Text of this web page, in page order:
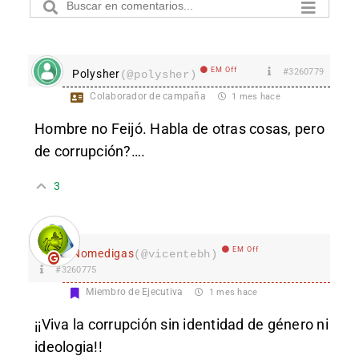
Polysher(@polysher) EM Off #3260779
Colaborador de campaña 1 mes hace
Hombre no Feijó. Habla de otras cosas, pero
de corrupción?….
3
Nomedigas(@vicentebh) EM Off
#3260775
Miembro de Ejecutiva 1 mes hace
¡¡Viva la corrupción sin identidad de género ni
ideologia!!